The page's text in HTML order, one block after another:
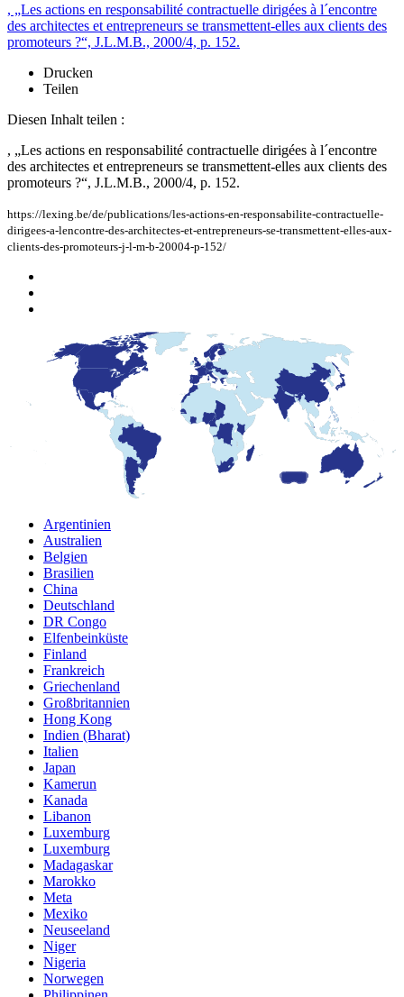
, „Les actions en responsabilité contractuelle dirigées à l´encontre
des architectes et entrepreneurs se transmettent-elles aux clients des
promoteurs ?“, J.L.M.B., 2000/4, p. 152.
Drucken
Teilen
Diesen Inhalt teilen :
, „Les actions en responsabilité contractuelle dirigées à l´encontre
des architectes et entrepreneurs se transmettent-elles aux clients des
promoteurs ?“, J.L.M.B., 2000/4, p. 152.
https://lexing.be/de/publications/les-actions-en-responsabilite-contractuelle-
dirigees-a-lencontre-des-architectes-et-entrepreneurs-se-transmettent-elles-aux-
clients-des-promoteurs-j-l-m-b-20004-p-152/
Argentinien
Australien
Belgien
Brasilien
China
Deutschland
DR Congo
Elfenbeinküste
Finland
Frankreich
Griechenland
Großbritannien
Hong Kong
Indien (Bharat)
Italien
Japan
Kamerun
Kanada
Libanon
Luxemburg
Luxemburg
Madagaskar
Marokko
Meta
Mexiko
Neuseeland
Niger
Nigeria
Norwegen